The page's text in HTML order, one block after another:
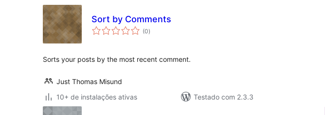
Sort by Comments
(0total
de
)
Sorts your posts by the most recent comment.
Just Thomas Misund
10+ de instalações ativas
Testado com 2.3.3